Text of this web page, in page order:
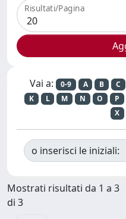
Risultati/Pagina
Vai a: 0-9 A B C
K
L M N O P
X
o inserisci le iniziali:
Mostrati risultati da 1 a 3
di 3